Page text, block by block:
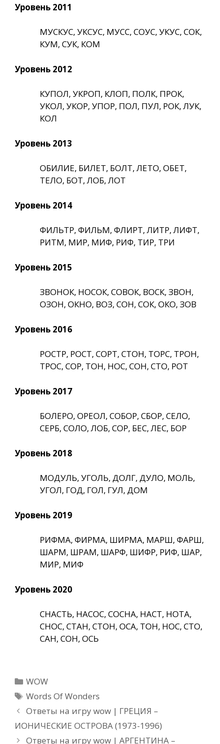
Уровень 2011
МУСКУС, УКСУС, МУСС, СОУС, УКУС, СОК,
КУМ, СУК, КОМ
Уровень 2012
КУПОЛ, УКРОП, КЛОП, ПОЛК, ПРОК,
УКОЛ, УКОР, УПОР, ПОЛ, ПУЛ, РОК, ЛУК,
КОЛ
Уровень 2013
ОБИЛИЕ, БИЛЕТ, БОЛТ, ЛЕТО, ОБЕТ,
ТЕЛО, БОТ, ЛОБ, ЛОТ
Уровень 2014
ФИЛЬТР, ФИЛЬМ, ФЛИРТ, ЛИТР, ЛИФТ,
РИТМ, МИР, МИФ, РИФ, ТИР, ТРИ
Уровень 2015
ЗВОНОК, НОСОК, СОВОК, ВОСК, ЗВОН,
ОЗОН, ОКНО, ВОЗ, СОН, СОК, ОКО, ЗОВ
Уровень 2016
РОСТР, РОСТ, СОРТ, СТОН, ТОРС, ТРОН,
ТРОС, СОР, ТОН, НОС, СОН, СТО, РОТ
Уровень 2017
БОЛЕРО, ОРЕОЛ, СОБОР, СБОР, СЕЛО,
СЕРБ, СОЛО, ЛОБ, СОР, БЕС, ЛЕС, БОР
Уровень 2018
МОДУЛЬ, УГОЛЬ, ДОЛГ, ДУЛО, МОЛЬ,
УГОЛ, ГОД, ГОЛ, ГУЛ, ДОМ
Уровень 2019
РИФМА, ФИРМА, ШИРМА, МАРШ, ФАРШ,
ШАРМ, ШРАМ, ШАРФ, ШИФР, РИФ, ШАР,
МИР, МИФ
Уровень 2020
СНАСТЬ, НАСОС, СОСНА, НАСТ, НОТА,
СНОС, СТАН, СТОН, ОСА, ТОН, НОС, СТО,
САН, СОН, ОСЬ
Рубрики
WOW
Метки
Words Of Wonders
Ответы на игру wow | ГРЕЦИЯ –
ИОНИЧЕСКИЕ ОСТРОВА (1973-1996)
Ответы на игру wow | АРГЕНТИНА –